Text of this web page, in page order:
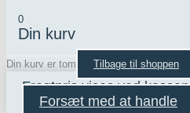
0
Din kurv
Din kurv er tom Tilbage til shoppen
Fragtpris vises ved kassen
Forsæt med at handle